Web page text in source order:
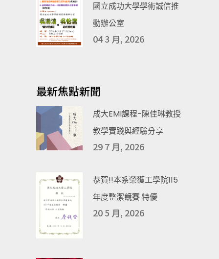
國立成功大學學術誠信推
動辦公室
04 3 月, 2026
最新焦點新聞
成大EMI課程-陳佳琳教授
教學實踐與經驗分享
29 7 月, 2026
恭賀!!本系榮獲工學院115
年度整潔競賽 特優
20 5 月, 2026